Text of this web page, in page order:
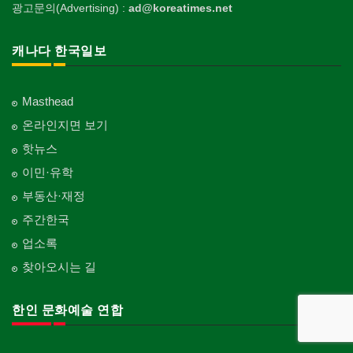
광고문의(Advertising) : ad@koreatimes.net
캐나다 한국일보
Masthead
온라인지면 보기
핫뉴스
이민·유학
부동산·재정
주간한국
업소록
찾아오시는 길
한인 문화예술 연합